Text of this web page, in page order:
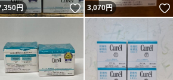
いね！
円 いいね！
3,070円